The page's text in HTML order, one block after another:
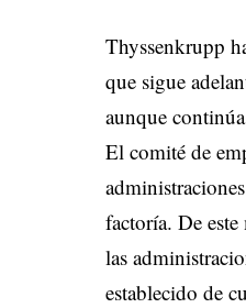
Thyssenkrupp
que sigue
aunque
El comité de
factoría. De
las
establecido de